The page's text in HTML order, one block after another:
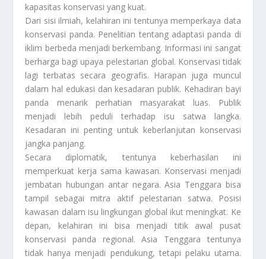
kapasitas konservasi yang kuat.
Dari sisi ilmiah, kelahiran ini tentunya memperkaya data
konservasi panda. Penelitian tentang adaptasi panda di
iklim berbeda menjadi berkembang. Informasi ini sangat
berharga bagi upaya pelestarian global. Konservasi tidak
lagi terbatas secara geografis. Harapan juga muncul
dalam hal edukasi dan kesadaran publik. Kehadiran bayi
panda menarik perhatian masyarakat luas. Publik
menjadi lebih peduli terhadap isu satwa langka.
Kesadaran ini penting untuk keberlanjutan konservasi
jangka panjang.
Secara diplomatik, tentunya keberhasilan ini
memperkuat kerja sama kawasan. Konservasi menjadi
jembatan hubungan antar negara. Asia Tenggara bisa
tampil sebagai mitra aktif pelestarian satwa. Posisi
kawasan dalam isu lingkungan global ikut meningkat. Ke
depan, kelahiran ini bisa menjadi titik awal pusat
konservasi panda regional. Asia Tenggara tentunya
tidak hanya menjadi pendukung, tetapi pelaku utama.